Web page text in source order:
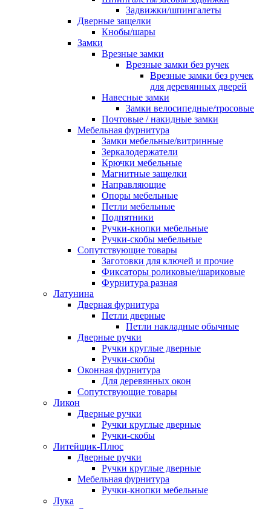
Задвижки/шпингалеты
Дверные защелки
Кнобы/шары
Замки
Врезные замки
Врезные замки без ручек
Врезные замки без ручек
для деревянных дверей
Навесные замки
Замки велосипедные/тросовые
Почтовые / накидные замки
Мебельная фурнитура
Замки мебельные/витринные
Зеркалодержатели
Крючки мебельные
Магнитные защелки
Направляющие
Опоры мебельные
Петли мебельные
Подпятники
Ручки-кнопки мебельные
Ручки-скобы мебельные
Сопутствующие товары
Заготовки для ключей и прочие
Фиксаторы роликовые/шариковые
Фурнитура разная
Латунина
Дверная фурнитура
Петли дверные
Петли накладные обычные
Дверные ручки
Ручки круглые дверные
Ручки-скобы
Оконная фурнитура
Для деревянных окон
Сопутствующие товары
Ликон
Дверные ручки
Ручки круглые дверные
Ручки-скобы
Литейщик-Плюс
Дверные ручки
Ручки круглые дверные
Мебельная фурнитура
Ручки-кнопки мебельные
Лука